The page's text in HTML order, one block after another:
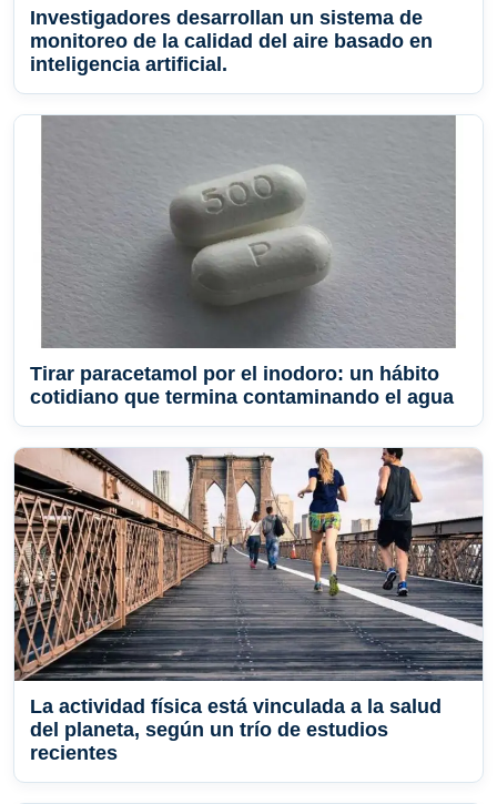
Investigadores desarrollan un sistema de
monitoreo de la calidad del aire basado en
inteligencia artificial.
Tirar paracetamol por el inodoro: un hábito
cotidiano que termina contaminando el agua
La actividad física está vinculada a la salud
del planeta, según un trío de estudios
recientes